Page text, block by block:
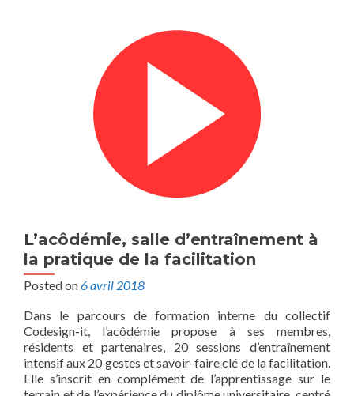
L’acôdémie, salle d’entraînement à
la pratique de la facilitation
Posted on6 avril 2018
Dans le parcours de formation interne du collectif
Codesign-it, l’acôdémie propose à ses membres,
résidents et partenaires, 20 sessions d’entraînement
intensif aux 20 gestes et savoir-faire clé de la facilitation.
Elle s’inscrit en complément de l’apprentissage sur le